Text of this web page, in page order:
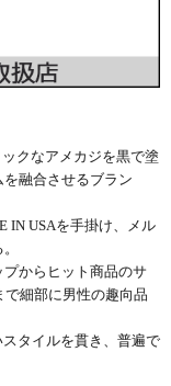
クなアメカジを黒で塗
融合させるブラン
IN USAを手掛け、メル
からヒット商品のサ
で細部に男性の趣向品
タイルを貫き、普遍で